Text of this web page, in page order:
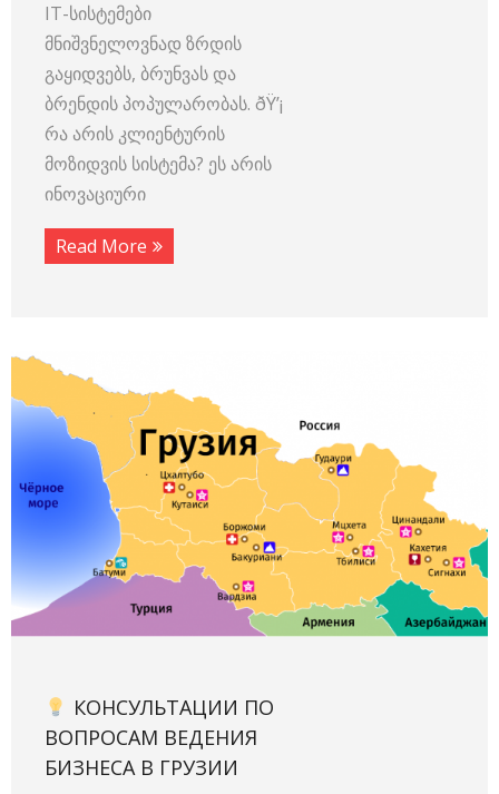
IT-სისტემები
მნიშვნელოვნად ზრდის
გაყიდვებს, ბრუნვას და
ბრენდის პოპულარობას. ðŸ’¡
რა არის კლიენტურის
მოზიდვის სისტემა? ეს არის
ინოვაციური
Read More
КОНСУЛЬТАЦИИ ПО
ВОПРОСАМ ВЕДЕНИЯ
БИЗНЕСА В ГРУЗИИ